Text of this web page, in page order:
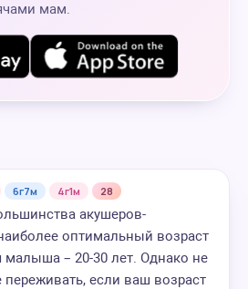
мам.
6г7м 4г1м 28
акушеров-
оптимальный возраст
малыша – 20-30 лет. Однако не
переживать, если ваш возраст